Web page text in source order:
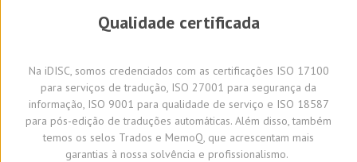
Qualidade certificada
Na iDISC somos credenciados com as certificações ISO 17100
para serviços de tradução, ISO 27001 para segurança da
informação, ISO 9001 para qualidade de serviço e ISO 18587
para pós-edição de traduções automáticas. Além disso, também
temos os selos Trados e MemoQ , que acrescentam mais
garantias à nossa solvência e profissionalismo.